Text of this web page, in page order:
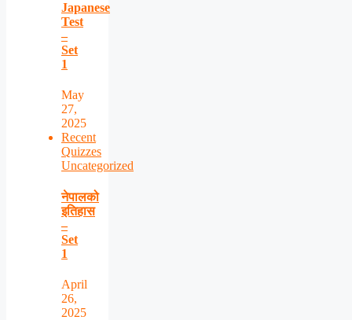
Japanese
Test
–
Set
1
May
27,
2025
Recent
Quizzes
Uncategorized
नेपालको
इतिहास
–
Set
1
April
26,
2025